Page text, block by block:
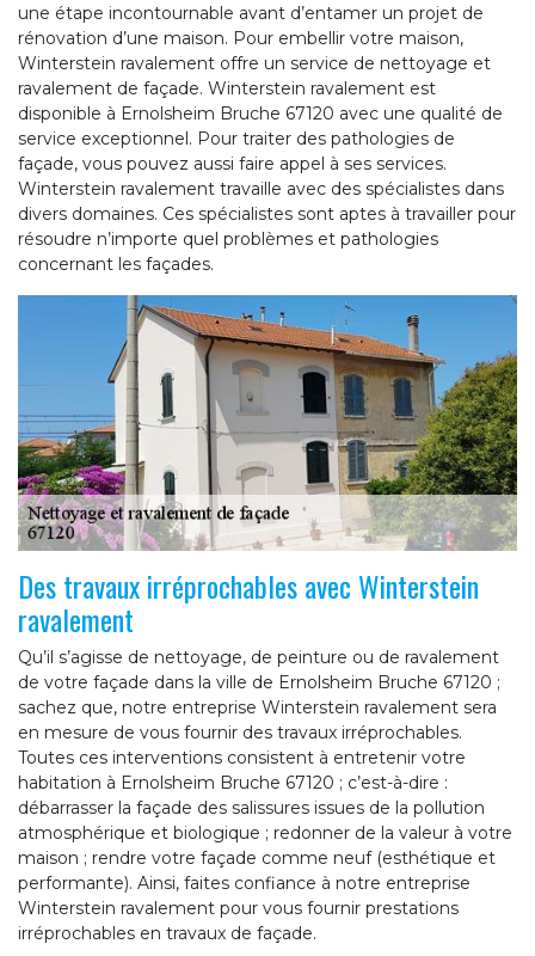
une étape incontournable avant d’entamer un projet de
rénovation d’une maison. Pour embellir votre maison,
Winterstein ravalement offre un service de nettoyage et
ravalement de façade. Winterstein ravalement est
disponible à Ernolsheim Bruche 67120 avec une qualité de
service exceptionnel. Pour traiter des pathologies de
façade, vous pouvez aussi faire appel à ses services.
Winterstein ravalement travaille avec des spécialistes dans
divers domaines. Ces spécialistes sont aptes à travailler pour
résoudre n’importe quel problèmes et pathologies
concernant les façades.
Des travaux irréprochables avec Winterstein
ravalement
Qu’il s’agisse de nettoyage, de peinture ou de ravalement
de votre façade dans la ville de Ernolsheim Bruche 67120 ;
sachez que, notre entreprise Winterstein ravalement sera
en mesure de vous fournir des travaux irréprochables.
Toutes ces interventions consistent à entretenir votre
habitation à Ernolsheim Bruche 67120 ; c’est-à-dire :
débarrasser la façade des salissures issues de la pollution
atmosphérique et biologique ; redonner de la valeur à votre
maison ; rendre votre façade comme neuf (esthétique et
performante). Ainsi, faites confiance à notre entreprise
Winterstein ravalement pour vous fournir prestations
irréprochables en travaux de façade.